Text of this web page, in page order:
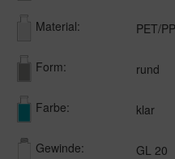
Material: PET/PP
Form: rund
Farbe: klar
Gewinde: GL 20